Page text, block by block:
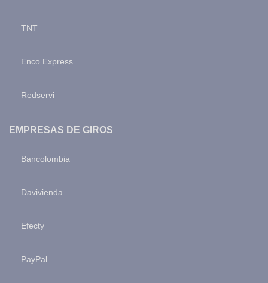
TNT
Enco Express
Redservi
EMPRESAS DE GIROS
Bancolombia
Davivienda
Efecty
PayPal